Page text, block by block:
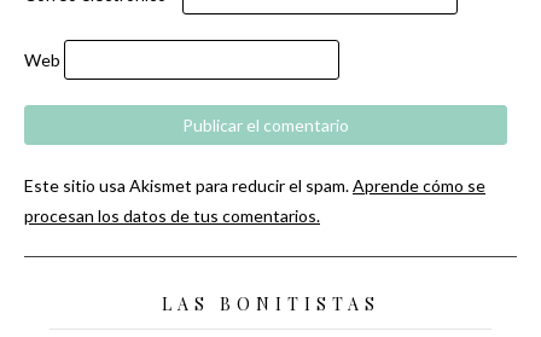
Web
Este sitio usa Akismet para reducir el spam.Aprende cómo se
procesan los datos de tus comentarios.
LAS BONITISTAS